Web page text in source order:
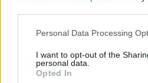
Personal Data Processing
I want to opt-out of the
personal data.
Opted In
Η Jamie
τριπλάσιο
Folly Beach
σύγκρουση